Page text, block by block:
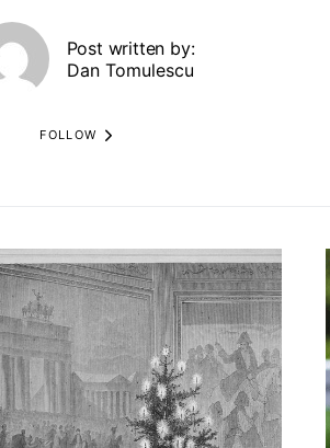
Post written by:
Dan Tomulescu
FOLLOW